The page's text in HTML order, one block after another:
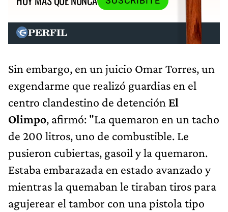
Sin embargo, en un juicio Omar Torres, un
exgendarme que realizó guardias en el
centro clandestino de detención El
Olimpo, afirmó: "La quemaron en un tacho
de 200 litros, uno de combustible. Le
pusieron cubiertas, gasoil y la quemaron.
Estaba embarazada en estado avanzado y
mientras la quemaban le tiraban tiros para
agujerear el tambor con una pistola tipo